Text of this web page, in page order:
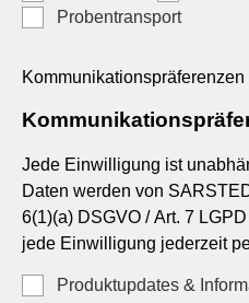
Probentransport
Kommunikationspräferenzen
Jede Einwilligung ist
Daten werden von
6(1)(a) DSGVO / Art. 7
jede Einwilligung jederzeit
Produktupdates &